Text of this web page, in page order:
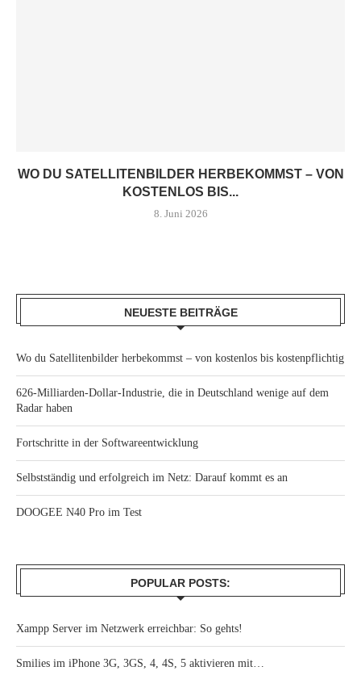
WO DU SATELLITENBILDER HERBEKOMMST – VON
KOSTENLOS BIS...
8. Juni 2026
NEUESTE BEITRÄGE
Wo du Satellitenbilder herbekommst – von kostenlos bis kostenpflichtig
626-Milliarden-Dollar-Industrie, die in Deutschland wenige auf dem
Radar haben
Fortschritte in der Softwareentwicklung
Selbstständig und erfolgreich im Netz: Darauf kommt es an
DOOGEE N40 Pro im Test
POPULAR POSTS:
Xampp Server im Netzwerk erreichbar: So gehts!
Smilies im iPhone 3G, 3GS, 4, 4S, 5 aktivieren mit…